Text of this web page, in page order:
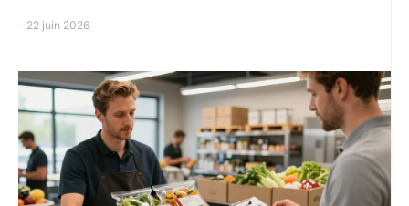
22 juin 2026